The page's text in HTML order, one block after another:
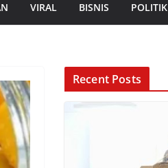
VIRAL BISNIS POLITIK
Recent Posts